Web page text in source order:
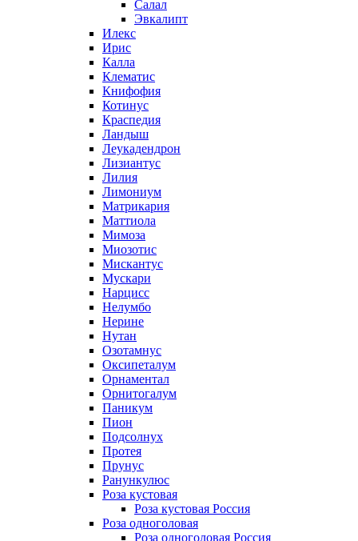
Салал
Эвкалипт
Илекс
Ирис
Калла
Клематис
Книфофия
Котинус
Краспедия
Ландыш
Леукадендрон
Лизиантус
Лилия
Лимониум
Матрикария
Маттиола
Мимоза
Миозотис
Мискантус
Мускари
Нарцисс
Нелумбо
Нерине
Нутан
Озотамнус
Оксипеталум
Орнаментал
Орнитогалум
Паникум
Пион
Подсолнух
Протея
Прунус
Ранункулюс
Роза кустовая
Роза кустовая Россия
Роза одноголовая
Роза одноголовая Россия